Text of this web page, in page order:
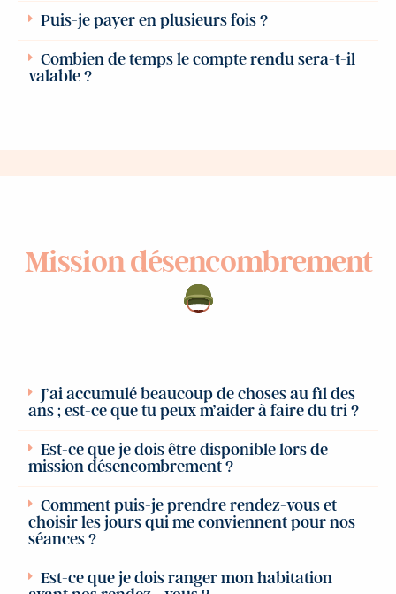
Puis-je payer en plusieurs fois ?
Combien de temps le compte rendu sera-t-il
valable ?
Mission désencombrement
J’ai accumulé beaucoup de choses au fil des
ans ; est-ce que tu peux m’aider à faire du tri ?
Est-ce que je dois être disponible lors de
mission désencombrement ?
Comment puis-je prendre rendez-vous et
choisir les jours qui me conviennent pour nos
séances ?
Est-ce que je dois ranger mon habitation